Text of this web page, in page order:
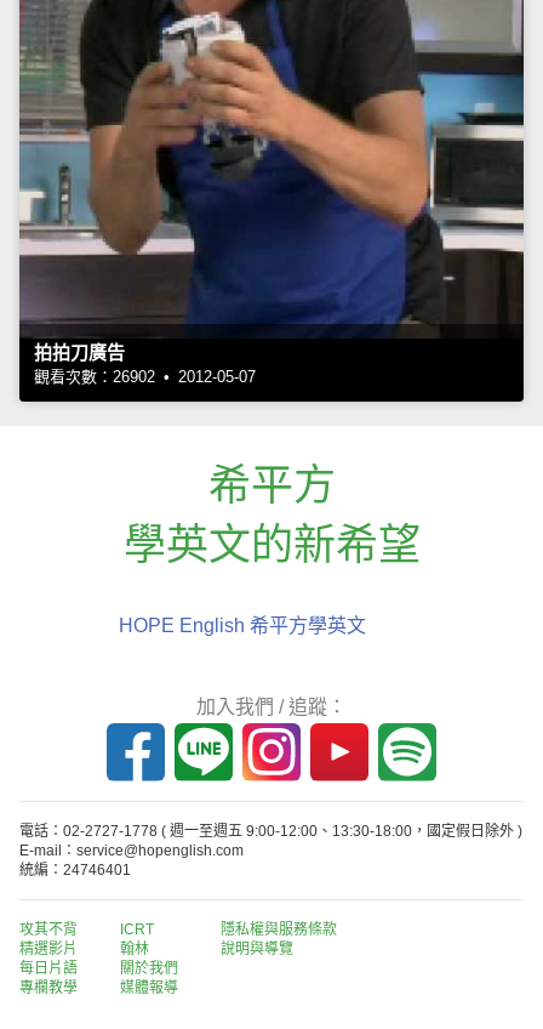
拍拍刀廣告
觀看次數：26902 • 2012-05-07
希平方
學英文的新希望
HOPE English 希平方學英文
加入我們 / 追蹤：
電話：02-2727-1778 ( 週一至週五 9:00-12:00、13:30-18:00，國定假日除外 )
E-mail：service@hopenglish.com
統編：24746401
攻其不背
精選影片
每日片語
專欄教學
ICRT
翰林
關於我們
媒體報導
隱私權與服務條款
說明與導覽